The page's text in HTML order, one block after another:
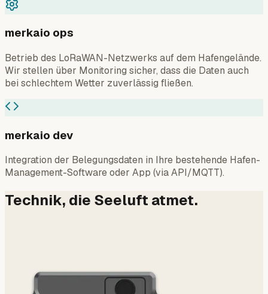
merkaio ops
Betrieb des LoRaWAN-Netzwerks auf dem Hafengelände.
Wir stellen über Monitoring sicher, dass die Daten auch
bei schlechtem Wetter zuverlässig fließen.
merkaio dev
Integration der Belegungsdaten in Ihre bestehende Hafen-
Management-Software oder App (via API/MQTT).
Technik, die Seeluft atmet.